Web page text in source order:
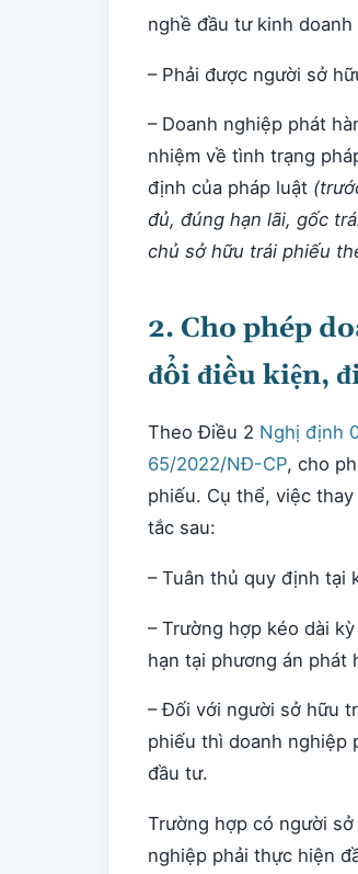
nghề đầu tư kinh
– Phải được người sở
– Doanh nghiệp phát
nhiệm về tình trạng
định của pháp luật
đủ, đúng hạn lãi, gốc
chủ sở hữu trái phiếu
2. Cho phép
đổi điều kiện,
Theo Điều 2 Nghị định
65/2022/NĐ-CP, cho
phiếu. Cụ thể, việc
tắc sau:
– Tuân thủ quy định tại
– Trường hợp kéo dài
hạn tại phương án phát
– Đối với người sở hữu
phiếu thì doanh nghiệp
đầu tư.
Trường hợp có người
nghiệp phải thực hiện